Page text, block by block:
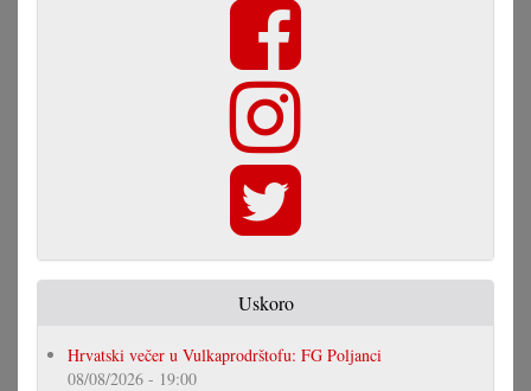
Uskoro
Hrvatski večer u Vulkaprodrštofu: FG Poljanci
08/08/2026 - 19:00